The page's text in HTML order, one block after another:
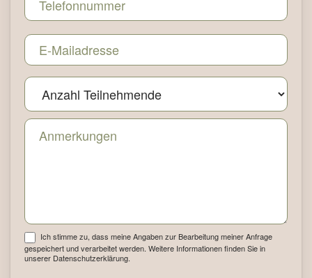
Ich stimme zu, dass meine Angaben zur Bearbeitung meiner Anfrage
gespeichert und verarbeitet werden. Weitere Informationen finden Sie in
unserer Datenschutzerklärung.